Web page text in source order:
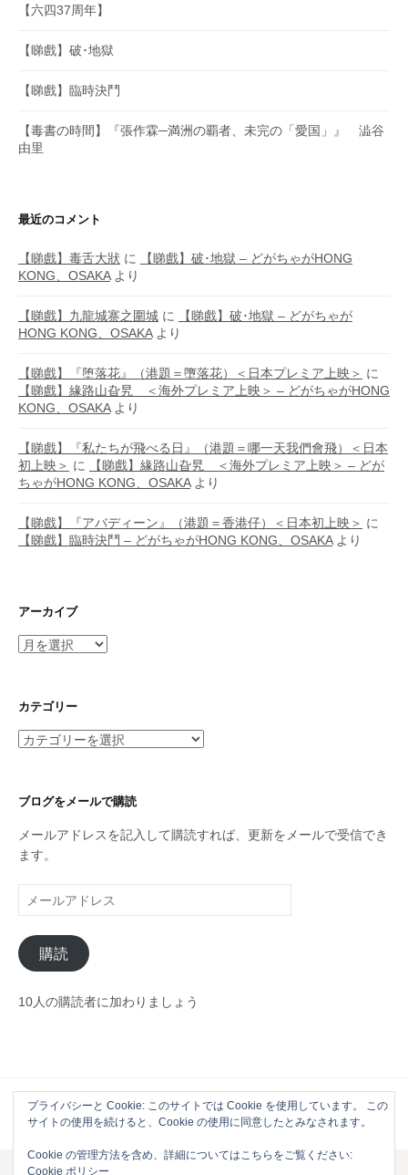
【六四37周年】
【睇戲】破･地獄
【睇戲】臨時決鬥
【毒書の時間】『張作霖─満洲の覇者、未完の「愛国」』 澁谷
由里
最近のコメント
【睇戲】毒舌大狀 に
【睇戲】破･地獄 – どがちゃがHONG
KONG、OSAKAより
【睇戲】九龍城寨之圍城 に
【睇戲】破･地獄 – どがちゃが
HONG KONG、OSAKAより
【睇戲】『堕落花』（港題＝墮落花）＜日本プレミア上映＞ に
【睇戲】緣路山旮旯 ＜海外プレミア上映＞ – どがちゃがHONG
KONG、OSAKAより
【睇戲】『私たちが飛べる日』（港題＝哪一天我們會飛）＜日本
初上映＞ に
【睇戲】緣路山旮旯 ＜海外プレミア上映＞ – どが
ちゃがHONG KONG、OSAKAより
【睇戲】『アバディーン』（港題＝香港仔）＜日本初上映＞ に
【睇戲】臨時決鬥 – どがちゃがHONG KONG、OSAKAより
アーカイブ
ア
イ
カテゴリー
カ
リ
ブログをメールで購読
メールアドレスを記入して購読すれば、更新をメールで受信でき
ます。
ー
ル
ア
ド
レ
購読
10人の購読者に加わりましょう
Powered byWordPress | Theme byThemehaus
プライバシーと Cookie: このサイトでは Cookie を使用しています。 この
サイトの使用を続けると、Cookie の使用に同意したとみなされます。
Cookie の管理方法を含め、詳細についてはこちらをご覧ください:
Cookie ポリシー